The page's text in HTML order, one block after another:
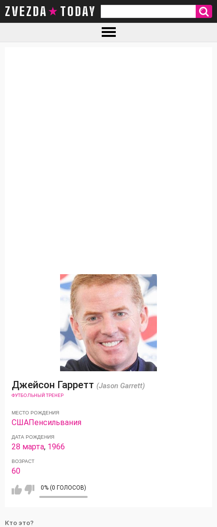
ZVEZDA TODAY
Джейсон Гарретт (Jason Garrett)
ФУТБОЛЬНЫЙ ТРЕНЕР
МЕСТО РОЖДЕНИЯ
СШАПенсильвания
ДАТА РОЖДЕНИЯ
28 марта, 1966
ВОЗРАСТ
60
0% (0 ГОЛОСОВ)
Кто это?